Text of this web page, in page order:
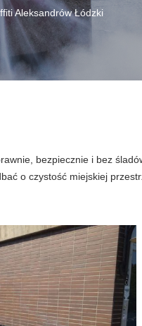
Aleksandrów Łódzki
bezpiecznie i bez
o czystość miejskiej